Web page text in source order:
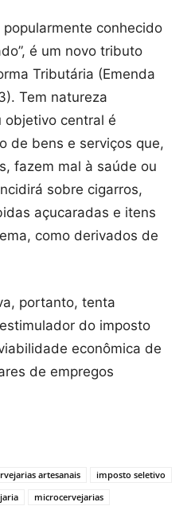
popularmente conhecido
é um novo tributo
Tributária (Emenda
Tem natureza
objetivo central é
de bens e serviços que,
fazem mal à saúde ou
sobre cigarros,
açucaradas e itens
como derivados de
portanto, tenta
do imposto
econômica de
de empregos
artesanais
imposto seletivo
microcervejarias